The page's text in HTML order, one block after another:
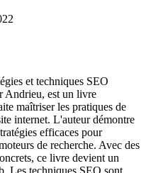
et techniques SEO
Andrieu, est un livre
maîtriser les pratiques de
internet. L'auteur démontre
efficaces pour
de recherche. Avec des
ce livre devient un
Les techniques SEO sont